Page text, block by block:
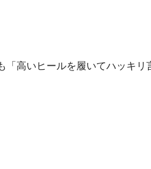
高いヒールを履いてハッキリ